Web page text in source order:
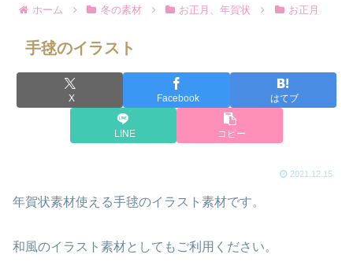
ホーム 冬の素材 お正月、年賀状 お正月
手毬のイラスト
X Facebook はてブ
LINE コピー
2021.12.15
年賀状素材使える手毬のイラスト素材です。
和風のイラスト素材としてもご利用ください。